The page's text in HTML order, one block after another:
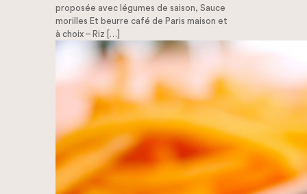
proposée avec légumes de saison, Sauce
morilles Et beurre café de Paris maison et
à choix – Riz […]